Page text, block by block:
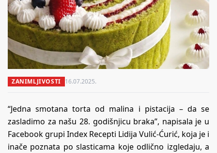
ZANIMLJIVOSTI 16.07.2025.
“Jedna smotana torta od malina i pistacija – da se
zasladimo za našu 28. godišnjicu braka”, napisala je u
Facebook grupi Index Recepti Lidija Vulić-Ćurić, koja je i
inače poznata po slasticama koje odlično izgledaju, a